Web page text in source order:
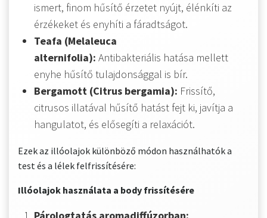
ismert, finom hűsítő érzetet nyújt, élénkíti az
érzékeket és enyhíti a fáradtságot.
Teafa (Melaleuca
alternifolia): Antibakteriális hatása mellett
enyhe hűsítő tulajdonsággal is bír.
Bergamott (Citrus bergamia): Frissítő,
citrusos illatával hűsítő hatást fejt ki, javítja a
hangulatot, és elősegíti a relaxációt.
Ezek az illóolajok különböző módon használhatók a
test és a lélek felfrissítésére:
Illóolajok használata a body frissítésére